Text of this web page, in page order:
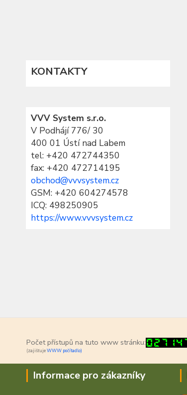
KONTAKTY
VVV System s.r.o.
V Podhájí 776/ 30
400 01 Ústí nad Labem
tel: +420 472744350
fax: +420 472714195
obchod@vvvsystem.cz
GSM: +420 604274578
ICQ: 498250905
https://www.vvvsystem.cz
Počet přístupů na tuto www stránku:
(zajišťujeWWW počítadlo)
Informace pro zákazníky